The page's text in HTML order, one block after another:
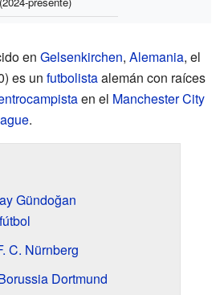
en Gelsenkirchen, Alemania, el
es un futbolistaalemán con raíces
en el Manchester City
.
Gündoğan
C. Nürnberg
Dortmund